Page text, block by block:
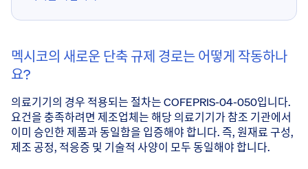
멕시코의 새로운 단축 규제 경로는 어떻게 작동하나
요?
의료기기의 경우 적용되는 절차는 COFEPRIS-04-050입니다.
요건을 충족하려면 제조업체는 해당 의료기기가 참조 기관에서
이미 승인한 제품과 동일함을 입증해야 합니다. 즉, 원재료 구성,
제조 공정, 적응증 및 기술적 사양이 모두 동일해야 합니다.